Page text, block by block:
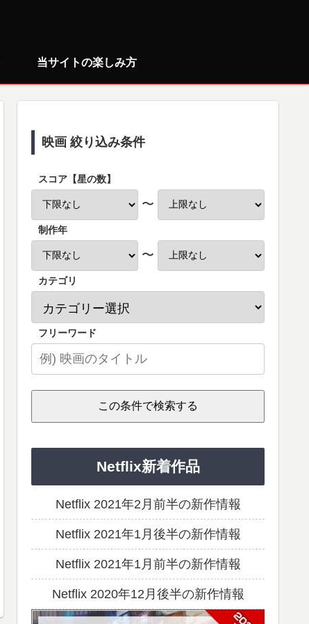
当サイトの楽しみ方
映画 絞り込み条件
スコア【星の数】
〜
制作年
〜
カテゴリ
フリーワード
Netflix新着作品
Netflix 2021年2月前半の新作情報
Netflix 2021年1月後半の新作情報
Netflix 2021年1月前半の新作情報
Netflix 2020年12月後半の新作情報